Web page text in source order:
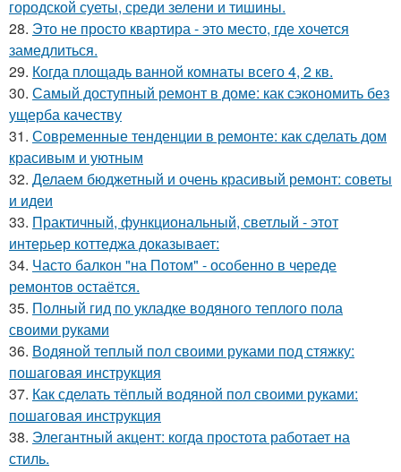
городской суеты, среди зелени и тишины.
28. Это не просто квартира - это место, где хочется
замедлиться.
29. Когда площадь ванной комнаты всего 4, 2 кв.
30. Самый доступный ремонт в доме: как сэкономить без
ущерба качеству
31. Современные тенденции в ремонте: как сделать дом
красивым и уютным
32. Делаем бюджетный и очень красивый ремонт: советы
и идеи
33. Практичный, функциональный, светлый - этот
интерьер коттеджа доказывает:
34. Часто балкон "на Потом" - особенно в череде
ремонтов остаётся.
35. Полный гид по укладке водяного теплого пола
своими руками
36. Водяной теплый пол своими руками под стяжку:
пошаговая инструкция
37. Как сделать тёплый водяной пол своими руками:
пошаговая инструкция
38. Элегантный акцент: когда простота работает на
стиль.